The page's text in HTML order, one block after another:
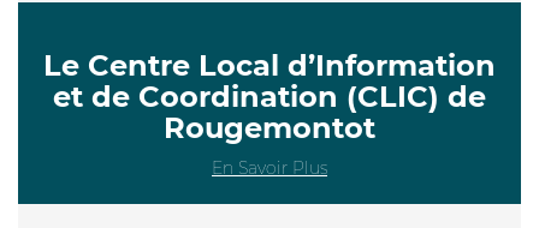
Le Centre Local d’Information
et de Coordination (CLIC) de
Rougemontot
En Savoir Plus